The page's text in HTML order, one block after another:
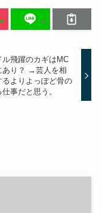
ル飛躍のカギはMC
あり？ →芸人を相
るよりよっぽど骨の
事だと思う。